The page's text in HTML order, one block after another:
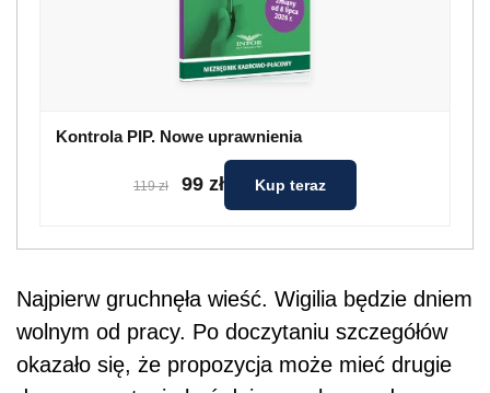
Kontrola PIP. Nowe uprawnienia
119 zł 99 zł Kup teraz
Najpierw gruchnęła wieść. Wigilia będzie dniem
wolnym od pracy. Po doczytaniu szczegółów
okazało się, że propozycja może mieć drugie